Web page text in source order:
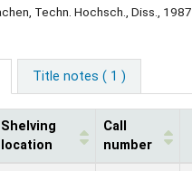
Techn. Hochsch., Diss., 1987
Title notes ( 1 )
Shelving
location
Call
number